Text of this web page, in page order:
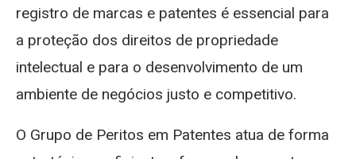
registro de marcas e patentes é essencial para
a proteção dos direitos de propriedade
intelectual e para o desenvolvimento de um
ambiente de negócios justo e competitivo.
O Grupo de Peritos em Patentes atua de forma